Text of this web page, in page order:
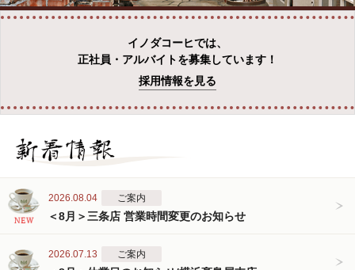
イノダコーヒでは、
正社員・アルバイトを募集しています！
採用情報を見る
2026.08.04 ご案内
＜8月＞三条店 営業時間変更のお知らせ
2026.07.13 ご案内